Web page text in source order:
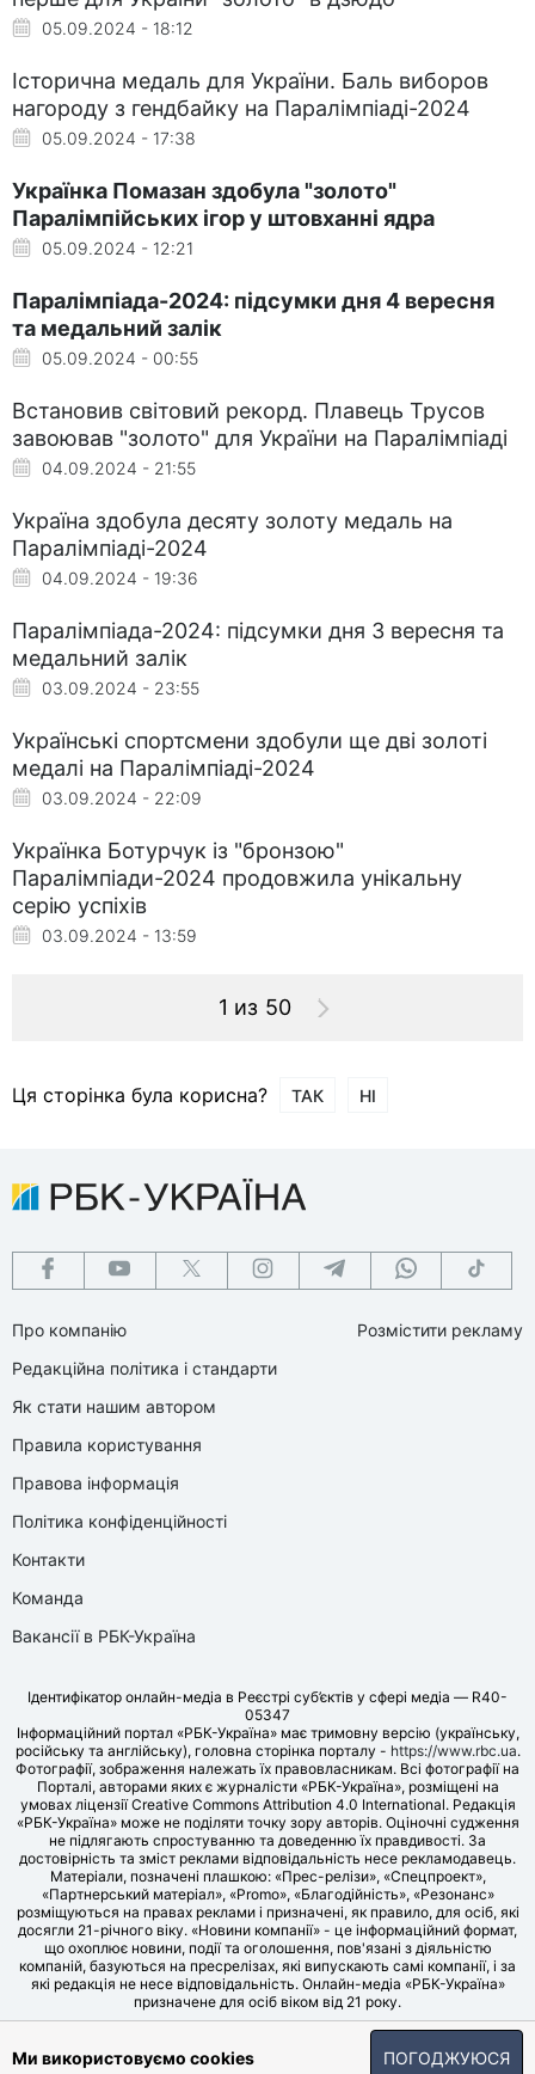
05.09.2024 - 18:12
Історична медаль для України. Баль виборов
нагороду з гендбайку на Паралімпіаді-2024
05.09.2024 - 17:38
Українка Помазан здобула "золото"
Паралімпійських ігор у штовханні ядра
05.09.2024 - 12:21
Паралімпіада-2024: підсумки дня 4 вересня
та медальний залік
05.09.2024 - 00:55
Встановив світовий рекорд. Плавець Трусов
завоював "золото" для України на Паралімпіаді
04.09.2024 - 21:55
Україна здобула десяту золоту медаль на
Паралімпіаді-2024
04.09.2024 - 19:36
Паралімпіада-2024: підсумки дня 3 вересня та
медальний залік
03.09.2024 - 23:55
Українські спортсмени здобули ще дві золоті
медалі на Паралімпіаді-2024
03.09.2024 - 22:09
Українка Ботурчук із "бронзою"
Паралімпіади-2024 продовжила унікальну
серію успіхів
03.09.2024 - 13:59
1 из 50
Ця сторінка була корисна? ТАК НІ
Про компанію
Редакційна політика і стандарти
Як стати нашим автором
Правила користування
Правова інформація
Політика конфіденційності
Контакти
Команда
Вакансії в РБК-Україна
Розмістити рекламу
Ідентифікатор онлайн-медіа в Реєстрі суб’єктів у сфері медіа — R40-
05347
Інформаційний портал «РБК-Україна» має тримовну версію (українську,
російську та англійську), головна сторінка порталу - https://www.rbc.ua.
Фотографії, зображення належать їх правовласникам. Всі фотографії на
Порталі, авторами яких є журналісти «РБК-Україна», розміщені на
умовах ліцензії Creative Commons Attribution 4.0 International. Редакція
«РБК-Україна» може не поділяти точку зору авторів. Оціночні судження
не підлягають спростуванню та доведенню їх правдивості. За
достовірність та зміст реклами відповідальність несе рекламодавець.
Матеріали, позначені плашкою: «Прес-релізи», «Спецпроект»,
«Партнерський матеріал», «Promo», «Благодійність», «Резонанс»
розміщуються на правах реклами і призначені, як правило, для осіб, які
досягли 21-річного віку. «Новини компанії» - це інформаційний формат,
що охоплює новини, події та оголошення, пов'язані з діяльністю
компаній, базуються на пресрелізах, які випускають самі компанії, і за
які редакція не несе відповідальність. Онлайн-медіа «РБК-Україна»
призначене для осіб віком від 21 року.
© LLC «UBT MEDIA», 2006-2026.
Ми використовуємо cookies ПОГОДЖУЮСЯ